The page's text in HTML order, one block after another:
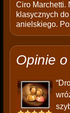
Ciro Marchetti.
klasycznych
anielskiego.
Opinie